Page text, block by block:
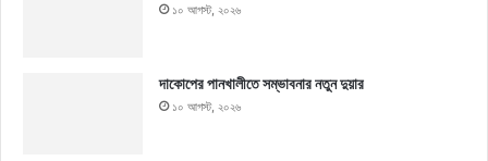
১০ আগস্ট, ২০২৬
দাকোপের পানখালীতে সম্ভাবনার নতুন দুয়ার
১০ আগস্ট, ২০২৬